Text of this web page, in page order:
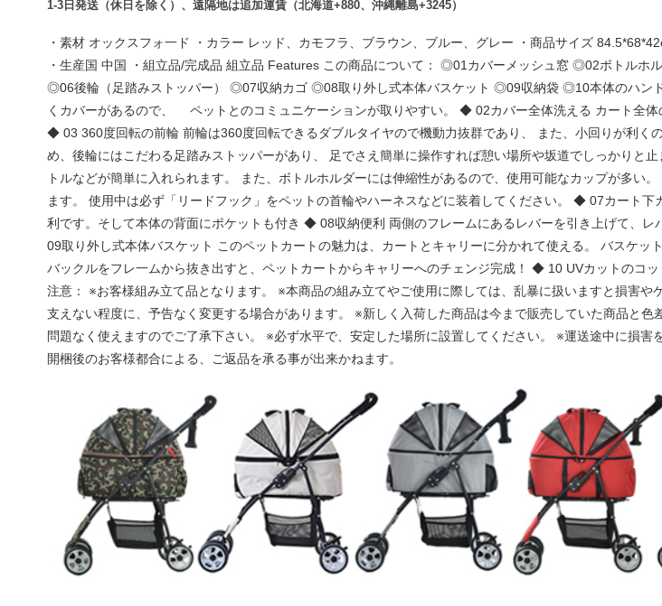
1-3日発送（休日を除く ）、遠隔地は追加運賃（北海道+880、沖縄離島+3245）
・素材 オックスフォ一ド ・カラー レッド、カモフラ、ブラウン、ブルー、グレー ・商品サイズ
・生産国 中国 ・組立品/完成品 組立品 Features この商品について： ◎01カバーメッシュ窓 ◎02ボトル
◎06後輪（足踏みストッパー） ◎07収納カゴ ◎08取り外し式本体バスケット ◎09収納袋 ◎10本体のハン
くカバーがあるので、 ペットとのコミュニケーションが取りやすい。 ◆ 02カバー全体洗える カート全
◆ 03 360度回転の前輪 前輪は360度回転できるダブルタイヤので機動力抜群であり、 また、小回りが利
め、後輪にはこだわる足踏みストッパーがあり、 足でさえ簡単に操作すれば憩い場所や坂道でしっかり
トルなどが簡単に入れられます。 また、ボトルホルダーには伸縮性があるので、使用可能なカップが多
ます。 使用中は必ず「リードフック」をペットの首輪やハーネスなどに装着してください。 ◆ 07カート
利です。そして本体の背面にポケットも付き ◆ 08収納便利 両側のフレームにあるレバーを引き上げて、
09取り外し式本体バスケット このペットカートの魅力は、カートとキャリーに分かれて使える。 バスケ
バックルをフレ一ムから抜き出すと、ペットカートからキャリーへのチェンジ完成！ ◆ 10 UVカットのコ
注意： ※お客様組み立て品となります。 ※本商品の組み立てやご使用に際しては、乱暴に扱いますと損害
支えない程度に、予告なく変更する場合があります。 ※新しく入荷した商品は今まで販売していた商品と
問題なく使えますのでご了承下さい。 ※必ず水平で、安定した場所に設置してください。 ※運送途中に損
開梱後のお客様都合による、ご返品を承る事が出来かねます。